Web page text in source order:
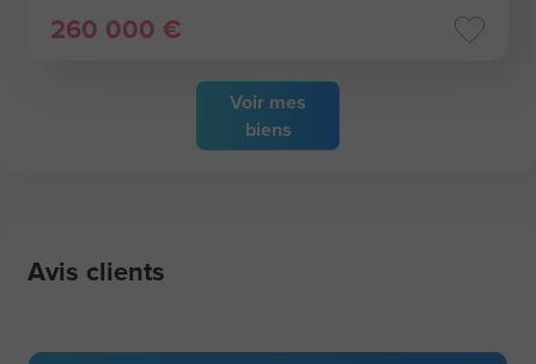
Voir mes
biens
260 000 €
Avis clients